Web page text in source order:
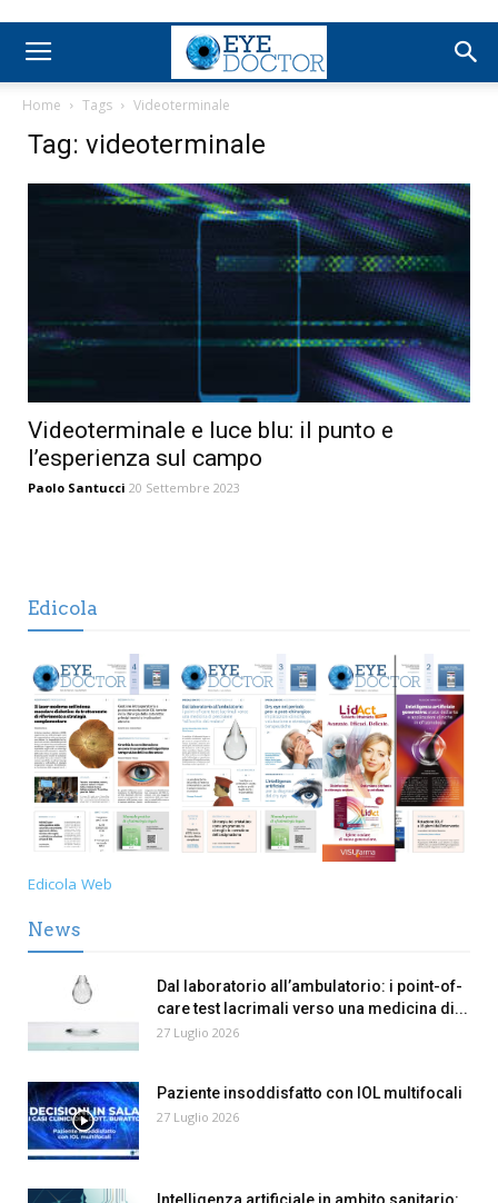
Home Tags Videoterminale
Tag: videoterminale
Videoterminale e luce blu: il punto e
l’esperienza sul campo
Paolo Santucci 20 Settembre 2023
Edicola
Edicola Web
News
Dal laboratorio all’ambulatorio: i point-of-
care test lacrimali verso una medicina di...
27 Luglio 2026
Paziente insoddisfatto con IOL multifocali
27 Luglio 2026